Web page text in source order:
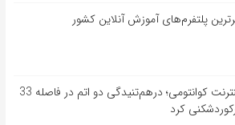
پلتفرم‌های آموزش آنلاین کشور
در مسیر اینترنت کوانتومی؛ درهم‌تنیدگی دو اتم در فاصله 33
کرد